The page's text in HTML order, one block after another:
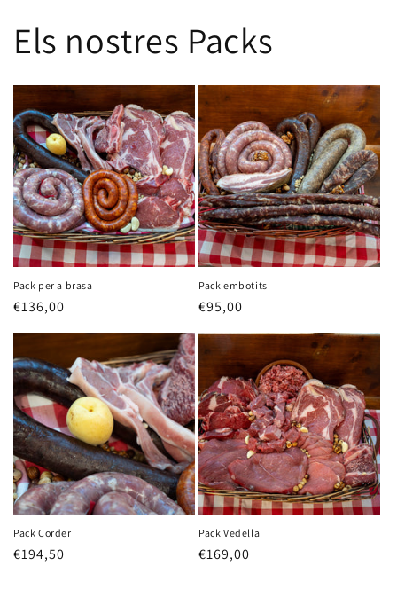
Els nostres Packs
Pack per a brasa
Precio
€136,00
Pack embotits
Precio
€95,00
Pack Corder
Precio
€194,50
Pack Vedella
Precio
€169,00